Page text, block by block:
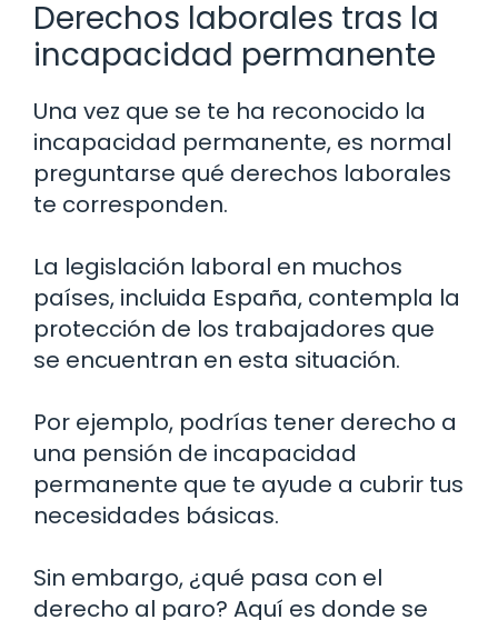
Derechos laborales tras la
incapacidad permanente
Una vez que se te ha reconocido la
incapacidad permanente, es normal
preguntarse qué derechos laborales
te corresponden.
La legislación laboral en muchos
países, incluida España, contempla la
protección de los trabajadores que
se encuentran en esta situación.
Por ejemplo, podrías tener derecho a
una pensión de incapacidad
permanente que te ayude a cubrir tus
necesidades básicas.
Sin embargo, ¿qué pasa con el
derecho al paro? Aquí es donde se